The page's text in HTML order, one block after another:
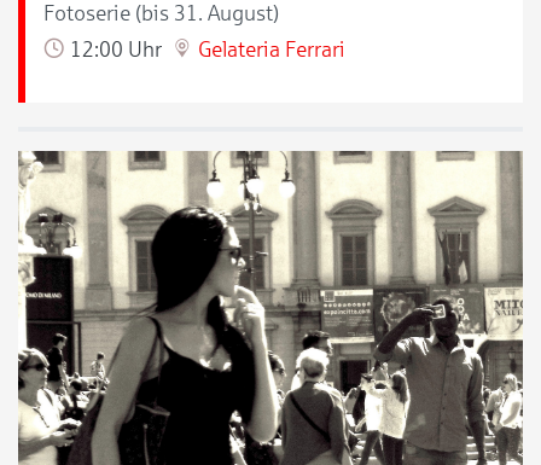
Fotoserie (bis 31. August)
12:00 Uhr
Gelateria Ferrari